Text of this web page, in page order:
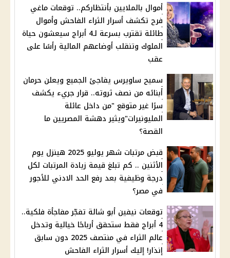
أموال بالملايين بأنتظاركم.. توقعات ماغي
فرح تكشف أسرار الثراء الفاحش وأموال
طائلة تقترب بسرعة لـ4 أبراج سيعشون حياة
الملوك وتنقلب أوضاعهم المالية رأسًا على
عقب
سميح ساويرس يفاجئ الجميع ويعلن حرمان
أبنائه من نصف ثروته.. قرار جريء يكشف
سرًا غير متوقع "من داخل عائلة
المليونيرات"ويثير دهشة المصريين ما
القصة؟
قبض مرتبات شهر يوليو 2025 هينزل يوم
الأثنين .. كم تبلغ قيمة زيادة المرتبات لكل
درجة وظيفية بعد رفع الحد الادني للأجور
في مصر؟
توقعات نيفين أبو شالة تفجّر مفاجأة فلكية..
4 أبراج فقط ستحقق أرباحًا خيالية وتدخل
عالم الثراء في منتصف 2025 دون سابق
إنذار! إليك أسرار الثراء الفاحش